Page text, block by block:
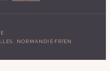
NORMANDIE·FR/EN